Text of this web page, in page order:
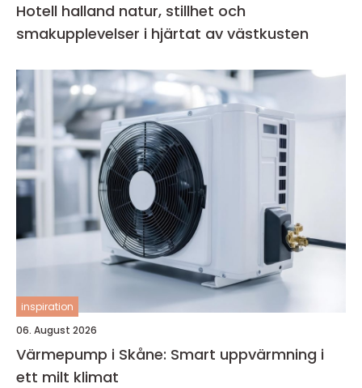
Hotell halland natur, stillhet och
smakupplevelser i hjärtat av västkusten
inspiration
06. August 2026
Värmepump i Skåne: Smart uppvärmning i
ett milt klimat